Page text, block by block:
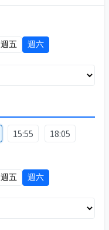
週五 週六
15:55 18:05
週五 週六